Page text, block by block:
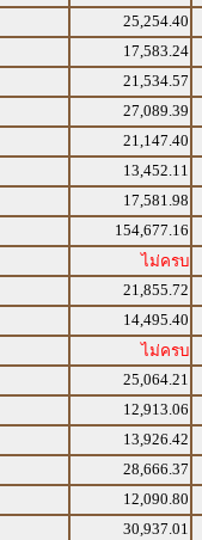
25,254.40
17,583.24
21,534.57
27,089.39
21,147.40
13,452.11
17,581.98
154,677.16
ไม่ครบ
21,855.72
14,495.40
ไม่ครบ
25,064.21
12,913.06
13,926.42
28,666.37
12,090.80
30,937.01